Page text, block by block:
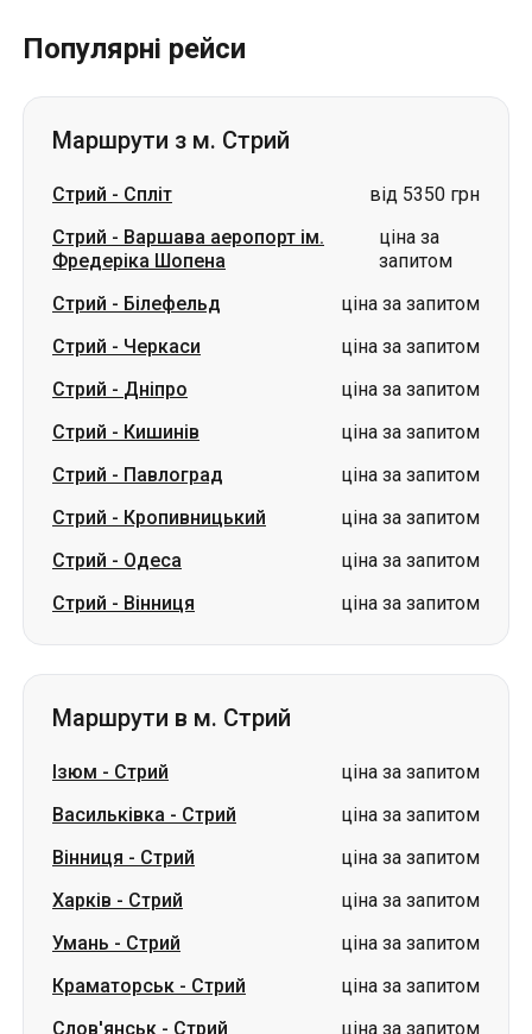
Популярні рейси
Маршрути з м. Стрий
Стрий - Спліт
від 5350 грн
Стрий - Варшава аеропорт ім.
Фредеріка Шопена
ціна за
запитом
Стрий - Білефельд
ціна за запитом
Стрий - Черкаси
ціна за запитом
Стрий - Дніпро
ціна за запитом
Стрий - Кишинів
ціна за запитом
Стрий - Павлоград
ціна за запитом
Стрий - Кропивницький
ціна за запитом
Стрий - Одеса
ціна за запитом
Стрий - Вінниця ціна за запитом
Маршрути в м. Стрий
Ізюм - Стрий
ціна за запитом
Васильківка - Стрий
ціна за запитом
Вінниця - Стрий
ціна за запитом
Харків - Стрий
ціна за запитом
Умань - Стрий
ціна за запитом
Краматорськ - Стрий
ціна за запитом
Слов'янськ - Стрий
ціна за запитом